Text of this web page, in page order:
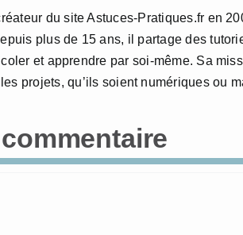
du site Astuces-Pratiques.fr en
plus de 15 ans, il partage des
et apprendre par soi-même. Sa
projets, qu’ils soient numériques ou